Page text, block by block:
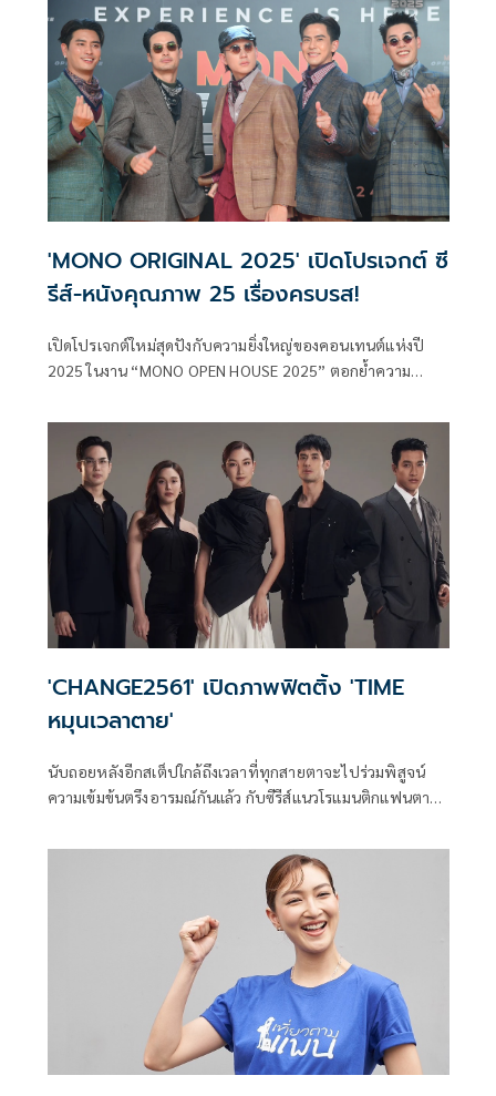
ร, นนกุล ชานน, บุ๋ม ปนัดดา, ชาย ชาตโยดม, วิกกี้ สุนิสา เจสท์,
แพนเค้ก เขมนิจ, บีม กวี, ออย อฎิพรณ์ ตบเท้าร่วมแชร์
ประสบการณ์ความสวยความงาม พร้อมแขกรับเชิญผู้ใช้จริง
อย่าง ไทด์ เอกพันธ์-ทับทิม อัญรินทร์ มาร่วมการันตีถึงคุณภาพ
ซึ่งได้ ดีเจ ดาด้า รับหน้าที่เป็นพิธีกรตลอดทั้งงาน
'MONO ORIGINAL 2025' เปิดโปรเจกต์ ซี
รีส์-หนังคุณภาพ 25 เรื่องครบรส!
เปิดโปรเจกต์ใหม่สุดปังกับความยิ่งใหญ่ของคอนเทนต์แห่งปี
2025 ในงาน “MONO OPEN HOUSE 2025” ตอกย้ำความ
“สถานีโทรทัศน์ช่อง MONO29”
'CHANGE2561' เปิดภาพฟิตติ้ง 'TIME
หมุนเวลาตาย'
นับถอยหลังอีกสเต็ปใกล้ถึงเวลาที่ทุกสายตาจะไปร่วมพิสูจน์
ความเข้มข้นตรึงอารมณ์กันแล้ว กับซีรีส์แนวโรแมนติกแฟนตาซี
คับจอกับ TIME หมุนเวลาตาย จากบทประพันธ์ของ ภาคินัย
หนึ่งในโปรเจกต์ CHANGE2561 ORIGINAL ผลงานคุณภาพจาก
CHANGE2561 โดยซีรีส์โปรเจกต์ล่าสุดนี้ อัดแน่นด้วยความ
ท้าทายทั้งบท งานสร้าง ที่แปลกใหม่จนน่าติดตาม